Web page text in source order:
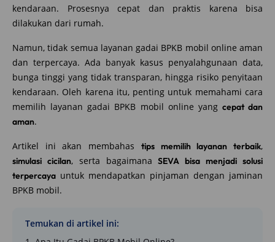
kendaraan. Prosesnya cepat dan praktis karena bisa
dilakukan dari rumah.
Namun, tidak semua layanan gadai BPKB mobil online aman
dan terpercaya. Ada banyak kasus penyalahgunaan data,
bunga tinggi yang tidak transparan, hingga risiko penyitaan
kendaraan. Oleh karena itu, penting untuk memahami cara
memilih layanan gadai BPKB mobil online yang cepat dan
aman.
Artikel ini akan membahas tips memilih layanan terbaik,
simulasi cicilan, serta bagaimanaSEVA bisa menjadi solusi
terpercaya untuk mendapatkan pinjaman dengan jaminan
BPKB mobil.
Temukan di artikel ini: